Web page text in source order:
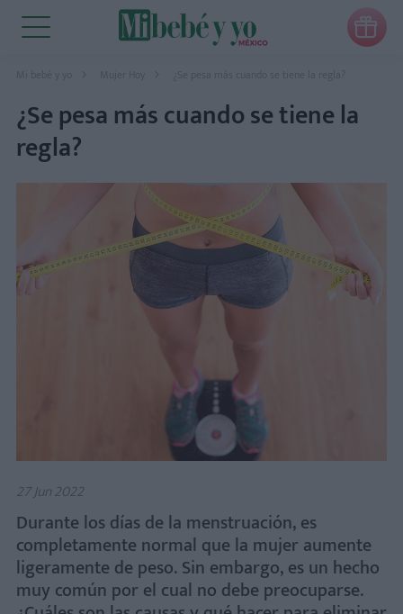

Mi bebé y yo Mujer Hoy ¿Se pesa más cuando se tiene la regla?
¿Se pesa más cuando se tiene la
regla?
27 Jun 2022
Durante los días de la menstruación, es
completamente normal que la mujer aumente
ligeramente de peso. Sin embargo, es un hecho
muy común por el cual no debe preocuparse.